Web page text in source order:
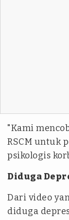
"Kami
RSCM untuk
psikologis
Diduga
Dari video
diduga